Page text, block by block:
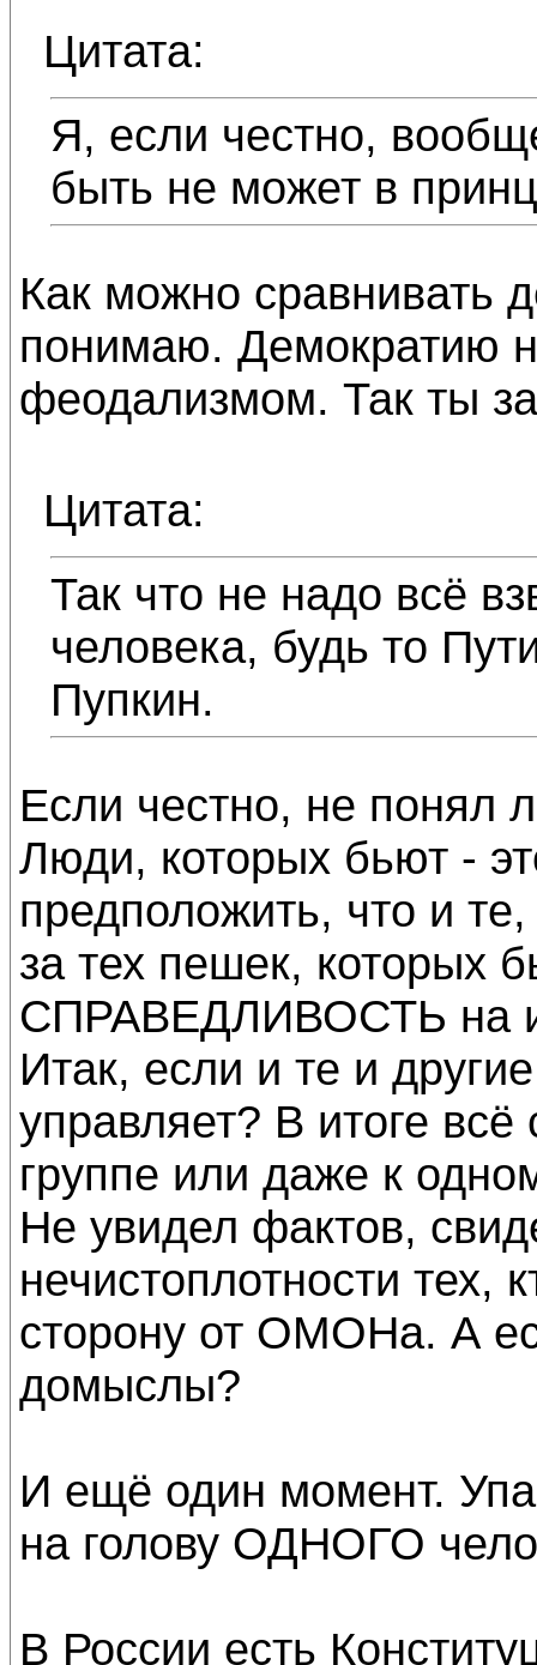
Цитата:
Я, если честно,
быть не может в
Как можно сравнивать
понимаю. Демократию
феодализмом. Так ты
Цитата:
Так что не надо всё
человека, будь то
Пупкин.
Если честно, не понял
Люди, которых бьют -
предположить, что и
за тех пешек, которых
СПРАВЕДЛИВОСТЬ на
Итак, если и те и
управляет? В итоге всё
группе или даже к
Не увидел фактов,
нечистоплотности тех,
сторону от ОМОНа. А
домыслы?
И ещё один момент.
на голову ОДНОГО
В России есть